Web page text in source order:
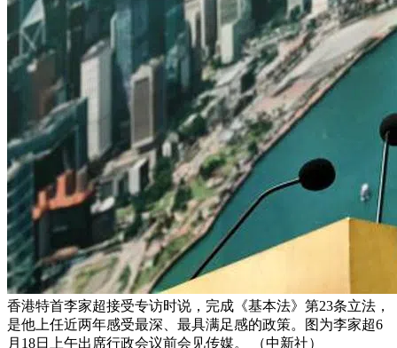
香港特首李家超接受专访时说，完成《基本法》第23条立法，
是他上任近两年感受最深、最具满足感的政策。图为李家超6
月18日上午出席行政会议前会见传媒。 （中新社）